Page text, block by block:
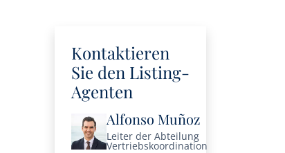
Kontaktieren
Sie den Listing-
Agenten
Alfonso Muñoz
Leiter der Abteilung
Vertriebskoordination